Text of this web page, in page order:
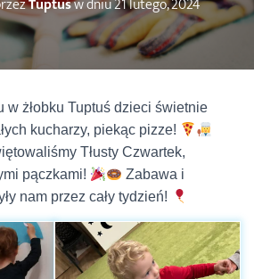
Tuptuśw dniu21 lutego, 2024
w żłobku Tuptuś dzieci świetnie
kucharzy, piekąc pizze!
Tłusty Czwartek,
pączkami!
Zabawa i
nam przez cały tydzień!